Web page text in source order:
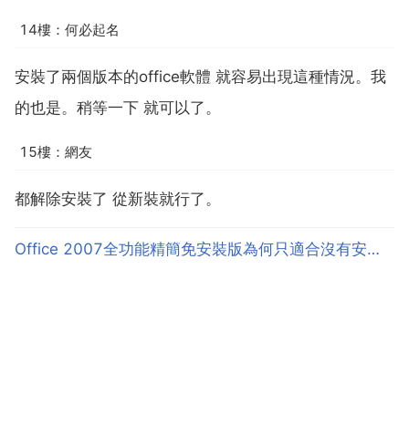
14樓：何必起名
安裝了兩個版本的office軟體 就容易出現這種情況。我
的也是。稍等一下 就可以了。
15樓：網友
都解除安裝了 從新裝就行了。
Office 2007全功能精簡免安裝版為何只適合沒有安裝Microsoft Office 的使用者？